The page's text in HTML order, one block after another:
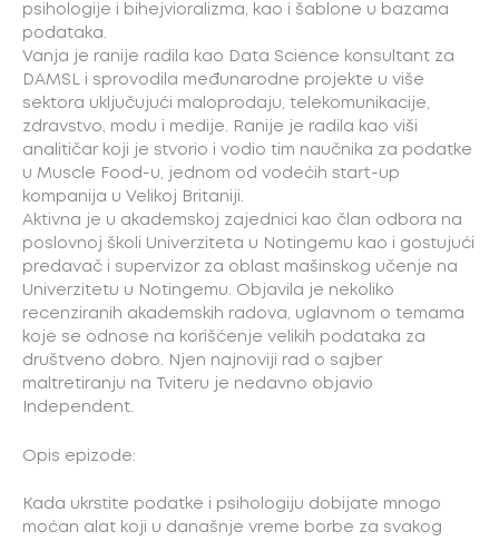
psihologije i bihejvioralizma, kao i šablone u bazama
podataka.
Vanja je ranije radila kao Data Science konsultant za
DAMSL i sprovodila međunarodne projekte u više
sektora uključujući maloprodaju, telekomunikacije,
zdravstvo, modu i medije. Ranije je radila kao viši
analitičar koji je stvorio i vodio tim naučnika za podatke
u Muscle Food-u, jednom od vodećih start-up
kompanija u Velikoj Britaniji.
Aktivna je u akademskoj zajednici kao član odbora na
poslovnoj školi Univerziteta u Notingemu kao i gostujući
predavač i supervizor za oblast mašinskog učenje na
Univerzitetu u Notingemu. Objavila je nekoliko
recenziranih akademskih radova, uglavnom o temama
koje se odnose na korišćenje velikih podataka za
društveno dobro. Njen najnoviji rad o sajber
maltretiranju na Tviteru je nedavno objavio
Independent.
Opis epizode:
Kada ukrstite podatke i psihologiju dobijate mnogo
moćan alat koji u današnje vreme borbe za svakog